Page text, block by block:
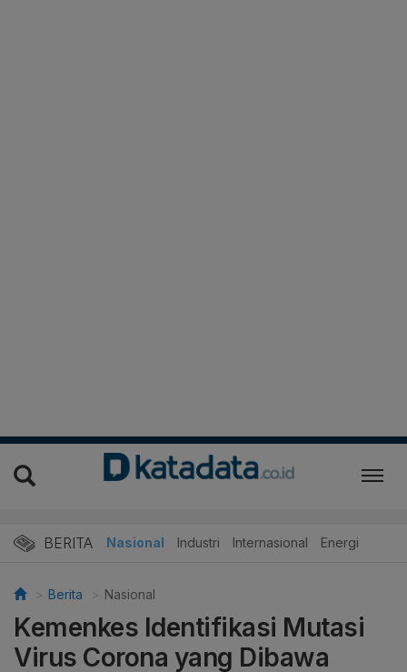
BERITA Nasional Industri Internasional Energi
Berita Nasional
Kemenkes Identifikasi Mutasi
Virus Corona yang Dibawa